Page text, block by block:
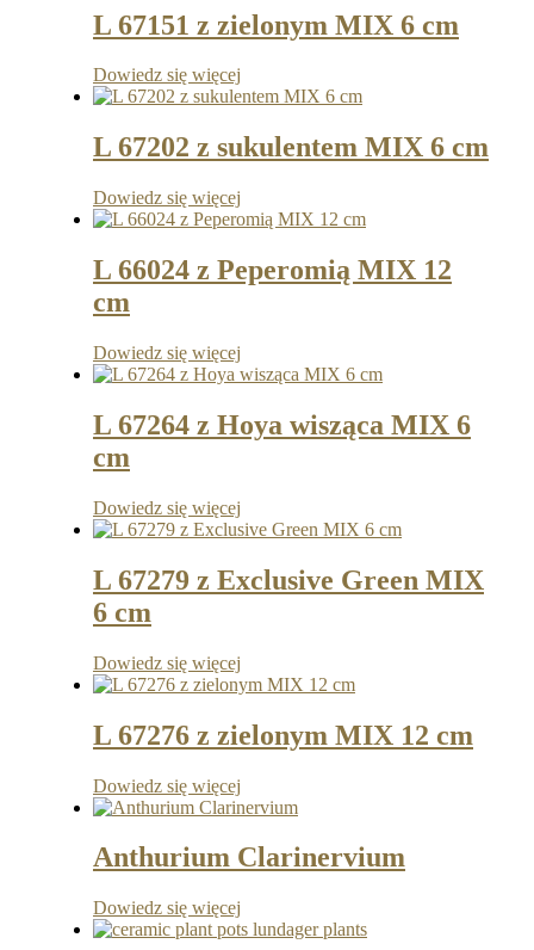
L 67151 z zielonym MIX 6 cm
Dowiedz się więcej
L 67202 z sukulentem MIX 6 cm
Dowiedz się więcej
L 66024 z Peperomią MIX 12
cm
Dowiedz się więcej
L 67264 z Hoya wisząca MIX 6
cm
Dowiedz się więcej
L 67279 z Exclusive Green MIX
6 cm
Dowiedz się więcej
L 67276 z zielonym MIX 12 cm
Dowiedz się więcej
Anthurium Clarinervium
Dowiedz się więcej